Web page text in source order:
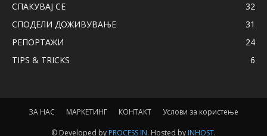
СПАКУВАЈ СЕ
32
СПОДЕЛИ ДОЖИВУВАЊЕ
31
РЕПОРТАЖИ
24
TIPS & TRICKS
6
ЗА НАС МАРКЕТИНГ КОНТАКТ Услови за користење
© Developed by PROCESS IN. Hosted by INHOST.